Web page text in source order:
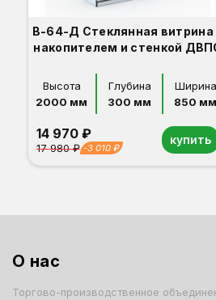
В-64-Д Стеклянная витрина
накопителем и стенкой
Высота
2000 мм
Глубина
300 мм
Ширина
850 мм
14 970 ₽
17 980 ₽ -3 010 ₽
купить
О нас
Торгово-производственное